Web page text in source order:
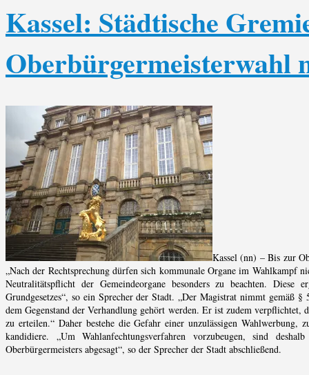
Kassel: Städtische
Oberbürgermeisterwahl
Kassel (nn) – Bis zur
„Nach der Rechtsprechung dürfen sich kommunale Organe im Wahlkampf
Neutralitätspflicht der Gemeindeorgane besonders zu beachten.
Grundgesetzes“, so ein Sprecher der Stadt. „Der Magistrat nimmt gemäß
dem Gegenstand der Verhandlung gehört werden. Er ist zudem verpflichtet,
zu erteilen.“ Daher bestehe die Gefahr einer unzulässigen
kandidiere. „Um Wahlanfechtungsverfahren vorzubeugen, sind
Oberbürgermeisters abgesagt“, so der Sprecher der Stadt abschließend.